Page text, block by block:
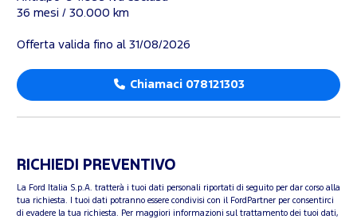
36 mesi / 30.000 km
Offerta valida fino al 31/08/2026
Chiamaci 078121303
RICHIEDI PREVENTIVO
La Ford Italia S.p.A. tratterà i tuoi dati personali riportati di seguito per dar corso alla
tua richiesta. I tuoi dati potranno essere condivisi con il FordPartner per consentirci
di evadere la tua richiesta. Per maggiori informazioni sul trattamento dei tuoi dati,